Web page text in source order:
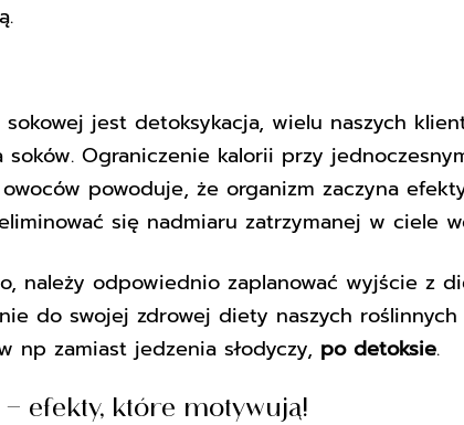
jest detoksykacja, wielu naszych
Ograniczenie kalorii przy
powoduje, że organizm zaczyna
się nadmiaru zatrzymanej w ciele
należy odpowiednio zaplanować wyjście z
do swojej zdrowej diety naszych
np zamiast jedzenia słodyczy, po detoksie.
efekty, które motywują!